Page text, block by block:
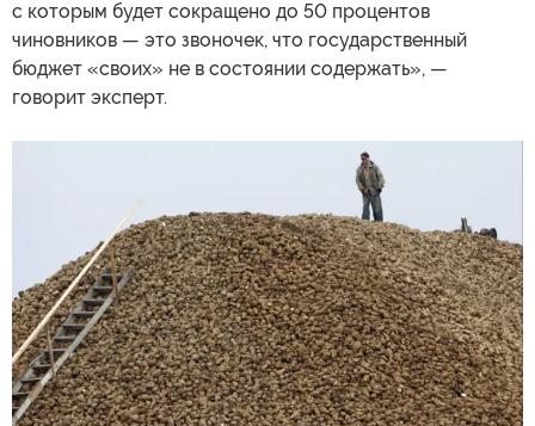
с которым будет сокращено до 50 процентов
чиновников — это звоночек, что государственный
бюджет «своих» не в состоянии содержать», —
говорит эксперт.